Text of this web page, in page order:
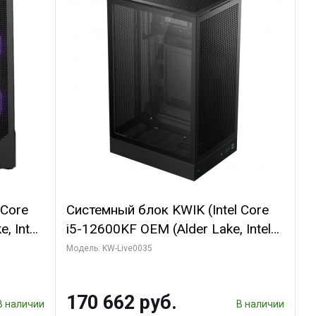
Intel
наличии
Системный блок KWIK (Intel Core
i5-12600KF OEM (Alder Lake, Intel
7, C10 4EC/6PC// 64 ГБ ОЗУ/ Ninja
SSD)
Модель: KW-Live0035
170 662 руб. В наличии